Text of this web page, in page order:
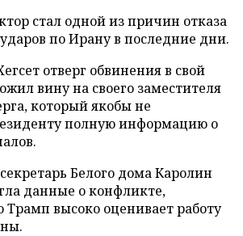
стал одной из причин отказа
по Ирану в последние дни.
отверг обвинения в свой
вину на своего заместителя
который якобы не
полную информацию о
Белого дома Каролин
данные о конфликте,
Трамп высоко оценивает работу